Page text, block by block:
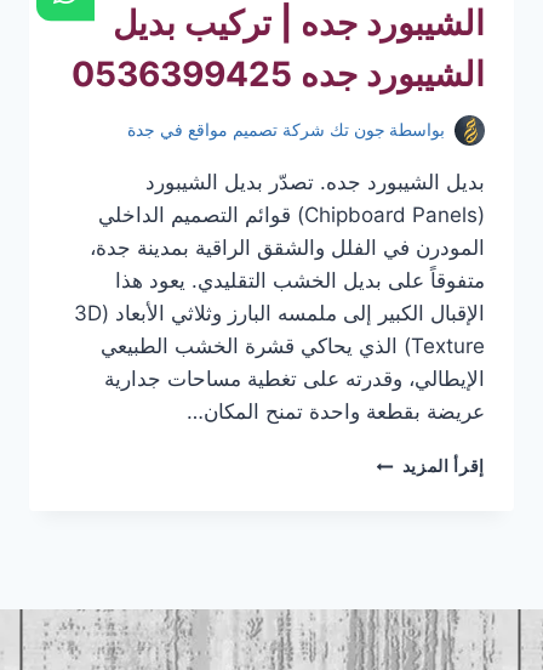
الشيبورد جده | تركيب بديل
الشيبورد جده 0536399425
بواسطة جون تك شركة تصميم مواقع في جدة
بديل الشيبورد جده. تصدّر بديل الشيبورد
(Chipboard Panels) قوائم التصميم الداخلي
المودرن في الفلل والشقق الراقية بمدينة جدة،
متفوقاً على بديل الخشب التقليدي. يعود هذا
الإقبال الكبير إلى ملمسه البارز وثلاثي الأبعاد (3D
Texture) الذي يحاكي قشرة الخشب الطبيعي
الإيطالي، وقدرته على تغطية مساحات جدارية
عريضة بقطعة واحدة تمنح المكان…
إقرأ المزيد بديل
الشيبورد
جده
|